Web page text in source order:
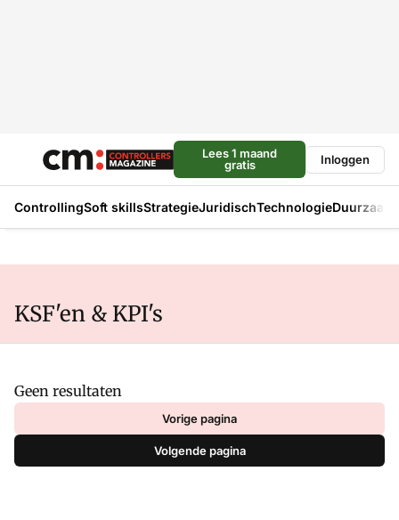
Lees 1 maand
gratis
Inloggen
ControllingSoft skillsStrategieJuridischTechnologie
KSF'en & KPI's
Geen resultaten
Vorige pagina
Volgende pagina